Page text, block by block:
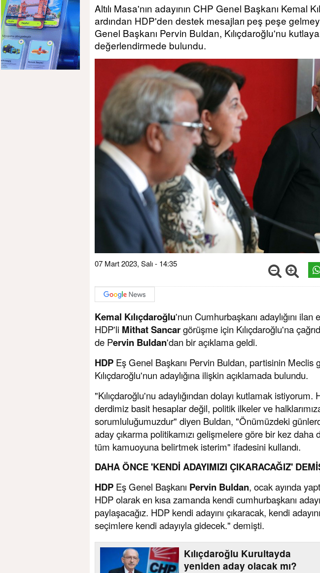
Altılı Masa'nın adayının CHP Genel Başkanı Kemal
ardından HDP'den destek mesajları peş peşe
Genel Başkanı Pervin Buldan, Kılıçdaroğlu'nu
değerlendirmede bulundu.
07 Mart 2023, Salı - 14:35
Kemal Kılıçdaroğlu'nun Cumhurbaşkanı adaylığını ilan
HDP'li Mithat Sancargörüşme için Kılıçdaroğlu'na
de Pervin Buldan'dan bir açıklama geldi.
HDP Eş Genel Başkanı Pervin Buldan, partisinin Meclis
Kılıçdaroğlu'nun adaylığına ilişkin açıklamada bulundu.
"Kılıçdaroğlu'nu adaylığından dolayı kutlamak istiyorum.
derdimiz basit hesaplar değil, politik ilkeler ve
sorumluluğumuzdur" diyen Buldan, "Önümüzdeki
aday çıkarma politikamızı gelişmelere göre bir kez daha
tüm kamuoyuna belirtmek isterim" ifadesini kullandı.
DAHA ÖNCE 'KENDİ ADAYIMIZI ÇIKARACAĞIZ'
HDP Eş Genel Başkanı Pervin Buldan, ocak ayında
HDP olarak en kısa zamanda kendi cumhurbaşkanı
paylaşacağız. HDP kendi adayını çıkaracak, kendi
seçimlere kendi adayıyla gidecek." demişti.
Kılıçdaroğlu Kurultayda
yeniden aday olacak mı?